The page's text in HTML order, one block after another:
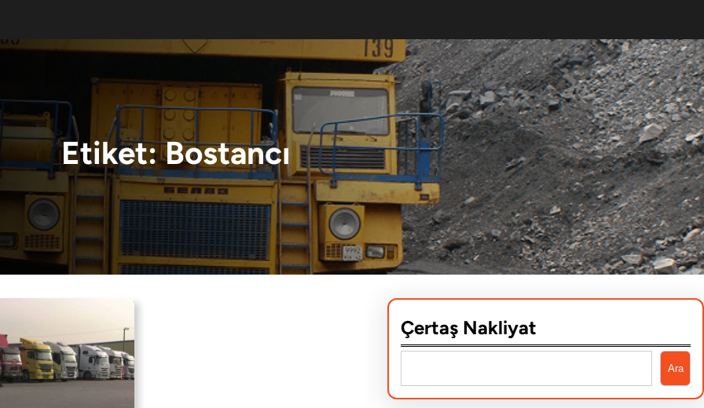
Etiket:Bostancı
Çertaş Nakliyat
e
Ara